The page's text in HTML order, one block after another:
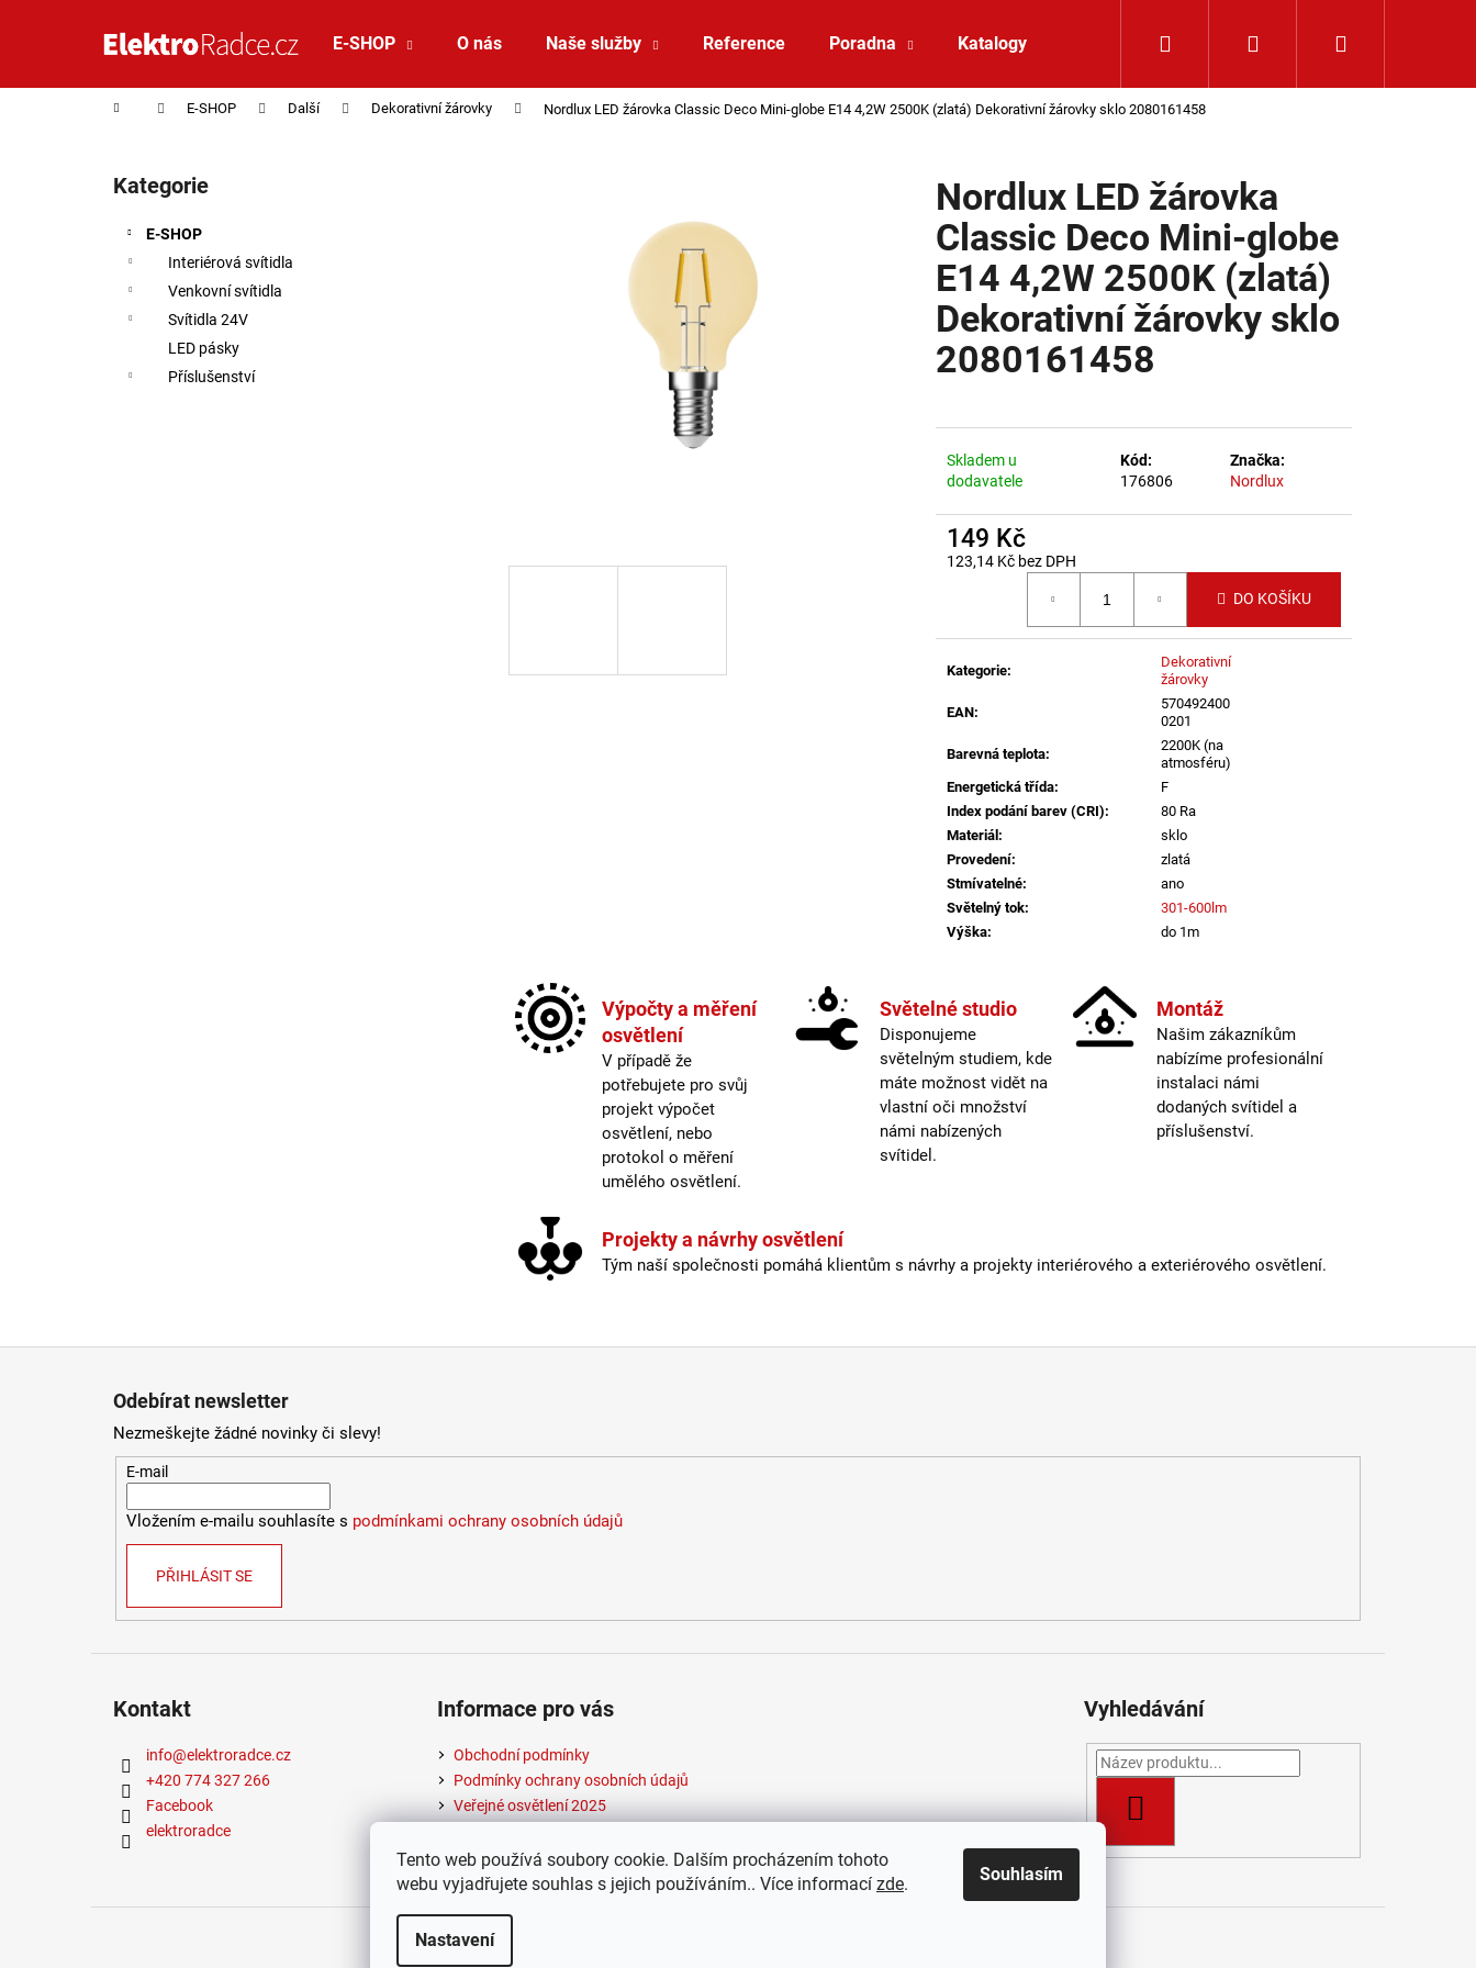
Tento web používá soubory cookie. Dalším procházením tohoto
webu vyjadřujete souhlas s jejich používáním.. Více informací zde.
Nastavení
Souhlasím
E-SHOP O nás Naše služby Reference Poradna Katalogy Přihlášení
Domů E-SHOP Další Dekorativní žárovky Nordlux LED žárovka Classic Deco Mini-globe E14 4,2W 2500K (zlatá) Dekorativní žárovky sklo 2080161458
Přeskočit kategorie
Kategorie
E-SHOP
Interiérová svítidla
Venkovní svítidla
Svítidla 24V
LED pásky
Příslušenství
Nordlux LED žárovka
Classic Deco Mini-globe
E14 4,2W 2500K (zlatá)
Dekorativní žárovky sklo
2080161458
Skladem u
dodavatele
Kód:
176806
Značka:
Nordlux
149 Kč
123,14 Kč bez DPH
DO KOŠÍKU
Kategorie:
Dekorativní
žárovky
EAN:
570492400
0201
Barevná teplota:
2200K (na
atmosféru)
Energetická třída:
F
Index podání barev (CRI):
80 Ra
Materiál:
sklo
Provedení:
zlatá
Stmívatelné:
ano
Světelný tok:
301-600lm
Výška: do 1m
Závit:
E14
Životnost žárovky
15000
hodin
Barevná teplota:
2200K (na
atmosféru)
Energetická třída
F
Index podání barev (CRI)
80 Ra
Výpočty a měření
osvětlení
V případě že
potřebujete pro svůj
projekt výpočet
osvětlení, nebo
protokol o měření
umělého osvětlení.
Světelné studio
Disponujeme
světelným studiem, kde
máte možnost vidět na
vlastní oči množství
námi nabízených
svítidel.
Montáž
Našim zákazníkům
nabízíme profesionální
instalaci námi
dodaných svítidel a
příslušenství.
Projekty a návrhy osvětlení
Tým naší společnosti pomáhá klientům s návrhy a projekty interiérového a exteriérového osvětlení.
Zpět
do
Zpět
do
Co potřebujete najít?
Doporučujeme
VÝPRODEJ LED2 LIŠTOVÉ SVÍTIDLO
4000K ČERNÁ - LED2 LIGHTING
Odebírat newsletter
Nezmeškejte žádné novinky či slevy!
E-mail
Vložením e-mailu souhlasíte s podmínkami ochrany osobních údajů
PŘIHLÁSIT SE
Kontakt
info@elektroradce.cz
+420 774 327 266
Facebook
elektroradce
Informace pro vás
Obchodní podmínky
Podmínky ochrany osobních údajů
Veřejné osvětlení 2025
Vyhledávání